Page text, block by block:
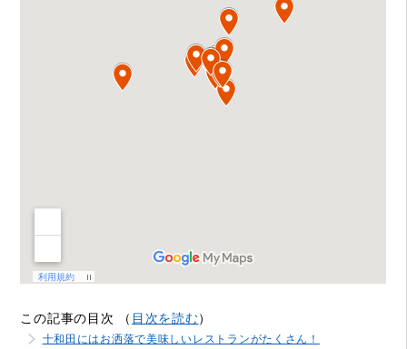
この記事の目次 （ 目次を読む）
十和田にはお洒落で美味しいレストランがたくさん！